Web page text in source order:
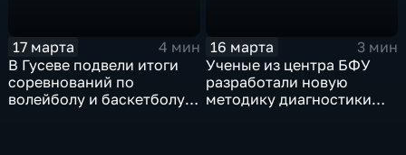
17 марта
4 мин
В Гусеве подвели итоги
соревнований по
волейболу и баскетболу
16 марта
3 мин
Ученые из центра БФУ
разработали новую
методику диагностики